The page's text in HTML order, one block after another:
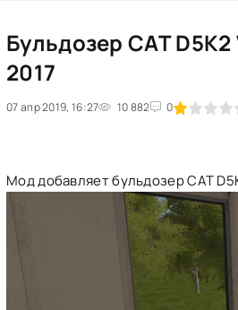
Бульдозер CAT
2017
07 апр 2019, 16:27 10 882 0
20 1 2 3 4 5
Мод добавляет бульдозер CAT